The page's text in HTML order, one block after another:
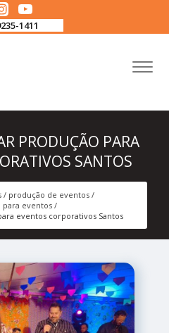
1411
PRODUÇÃO PARA
SANTOS
produção de eventos
para eventos
eventos corporativos Santos